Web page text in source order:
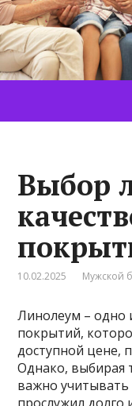
Выбор
10.02.2025 Мужской
Линолеум – одно
покрытий,
доступной цене,
Однако, выбирая
важно